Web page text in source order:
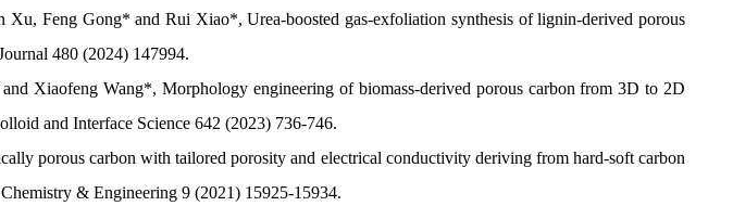
Xu, Feng Gong*and Rui Xiao*, Urea-boosted gas-exfoliation synthesis of lignin-derived porous
480 (2024) 147994.
Xiaofeng Wang*, Morphology engineering of biomass-derived porous carbon from 3D to 2D
and Interface Science 642 (2023) 736-746.
porous carbon with tailored porosity and electrical conductivity deriving from hard-soft carbon
& Engineering 9 (2021) 15925-15934.